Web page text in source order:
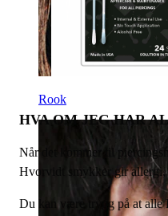
Rook
HVA OM JEG HAR
Når det kommer til
Hvorvidt smykker gir
Du kan være trygg på at alle